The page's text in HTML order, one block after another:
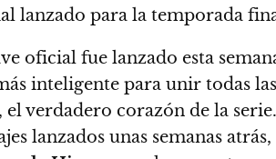
lanzado para la temporada
oficial fue lanzado esta
inteligente para unir todas
, el verdadero corazón de la serie
lanzados unas semanas